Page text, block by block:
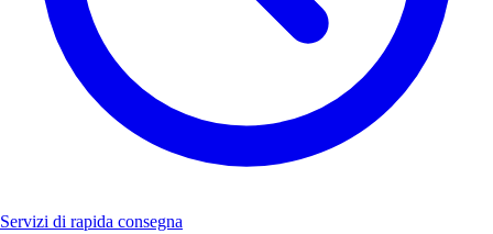
Servizi di rapida consegna